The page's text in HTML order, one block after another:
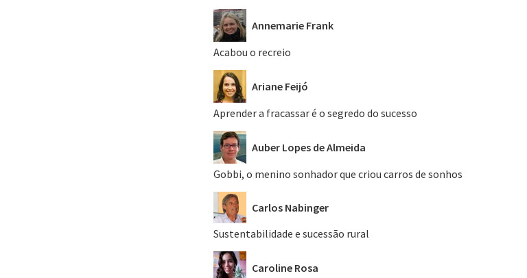
Annemarie Frank
Acabou o recreio
Ariane Feijó
Aprender a fracassar é o segredo do sucesso
Auber Lopes de Almeida
Gobbi, o menino sonhador que criou carros de sonhos
Carlos Nabinger
Sustentabilidade e sucessão rural
Caroline Rosa